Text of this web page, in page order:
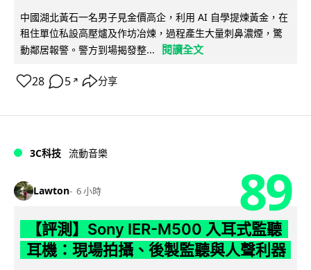
中國湖北黃石一名男子見金價高企，利用 AI 自學提煉黃金，在
租住單位私設高壓爐及作坊冶煉，過程產生大量刺鼻濃煙，驚
動鄰居報警。警方到場揭發整...
閱讀全文
28 5 ↗ 分享
3C科技 流動音樂
Lawton 6 小時 89
【評測】Sony IER-M500 入耳式監聽
耳機：現場拍攝、後製監聽與人聲利器